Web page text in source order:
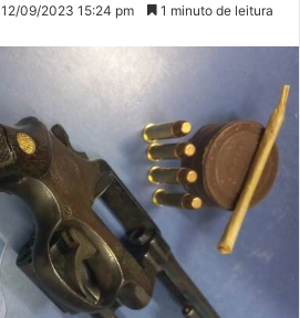
12/09/2023 15:24 pm 1 minuto de leitura